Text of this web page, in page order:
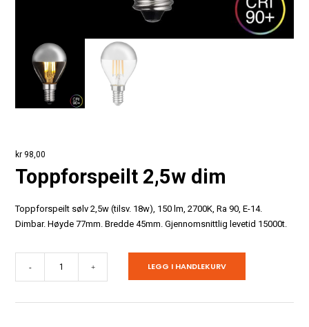
kr 98,00
Toppforspeilt 2,5w dim
Toppforspeilt sølv 2,5w (tilsv. 18w), 150 lm, 2700K, Ra 90, E-14.
Dimbar. Høyde 77mm. Bredde 45mm. Gjennomsnittlig levetid 15000t.
Toppforspeilt
2,5w
dim
- + LEGG I HANDLEKURV